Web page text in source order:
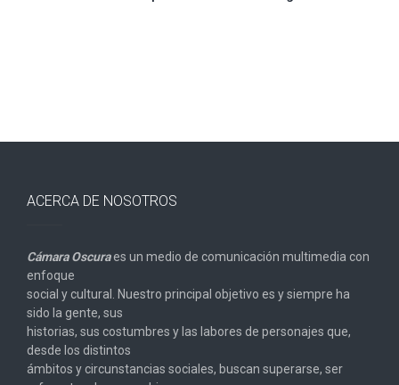
ACERCA DE NOSOTROS
Cámara Oscuraes un medio de comunicación multimedia con
enfoque
social y cultural. Nuestro principal objetivo es y siempre ha
sido la gente, sus
historias, sus costumbres y las labores de personajes que,
desde los distintos
ámbitos y circunstancias sociales, buscan superarse, ser